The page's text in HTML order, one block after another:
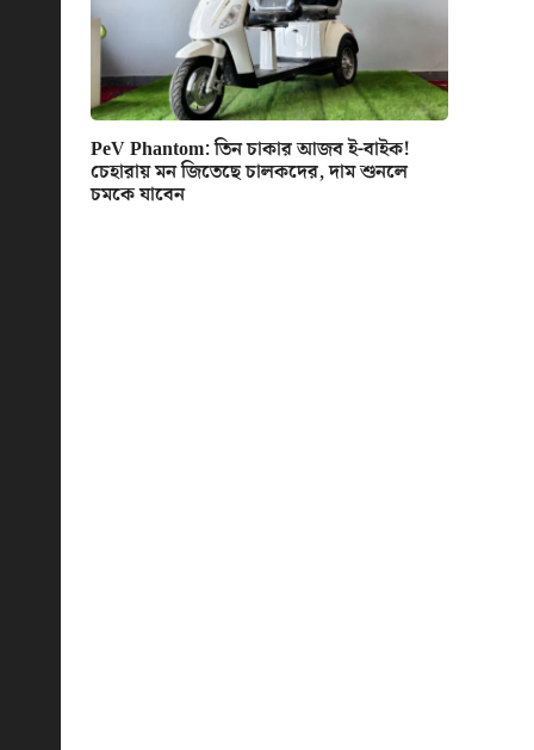
PeV Phantom: তিন চাকার আজব ই-বাইক!
চেহারায় মন জিতেছে চালকদের, দাম শুনলে
চমকে যাবেন